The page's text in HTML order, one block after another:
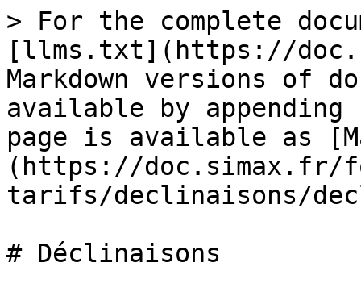
> For the complete
[llms.txt](https://
Markdown versions of
available by
page is available as
(https://doc.simax.fr/
tarifs/declinaisons/
# Déclinaisons